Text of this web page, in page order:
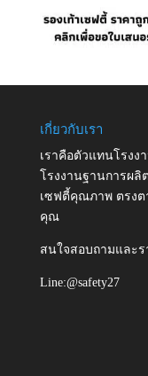
เกี่ยวกับเรา
เราคือตัวแทนโรงง
โรงงานฐานการผลิ
เซฟตี้คุณภาพ ตรงต
คุณ
สนใจสอบถามและร
Line:@safety27